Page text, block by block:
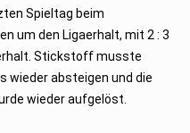
Spieltag beim
um den Ligaerhalt, mit 2 : 3
Stickstoff musste
wieder absteigen und die
wieder aufgelöst.